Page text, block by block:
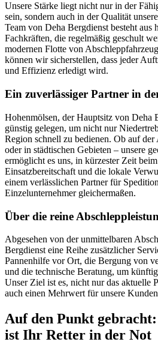
Unsere Stärke liegt nicht nur in der
sein, sondern auch in der Qualität
Team von Deha Bergdienst besteht aus
Fachkräften, die regelmäßig geschult
modernen Flotte von
können wir sicherstellen, dass jeder
und Effizienz erledigt wird.
Ein zuverlässiger Partner in
Hohenmölsen, der Hauptsitz von Deha
günstig gelegen, um nicht nur
Region schnell zu bedienen. Ob auf
oder in städtischen Gebieten – unsere
ermöglicht es uns, in kürzester Zeit
Einsatzbereitschaft und die lokale
einem verlässlichen Partner für
Einzelunternehmer gleichermaßen.
Über die reine
Abgesehen von der unmittelbaren
Bergdienst eine Reihe zusätzlicher
Pannenhilfe vor Ort, die Bergung von
und die technische Beratung, um
Unser Ziel ist es, nicht nur das aktuelle
auch einen Mehrwert für unsere
Auf den Punkt
ist Ihr Retter in der Not